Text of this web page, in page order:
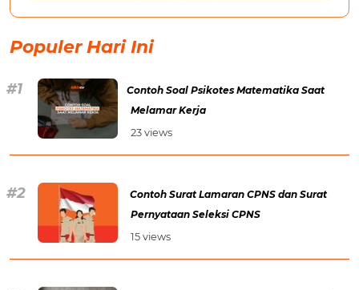
Populer Hari Ini
Contoh Soal Psikotes Matematika Saat
Melamar Kerja
23 views
Contoh Surat Lamaran CPNS dan Surat
Pernyataan Seleksi CPNS
15 views